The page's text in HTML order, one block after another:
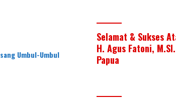
Umbul-Umbul
Selamat & Sukses
H. Agus Fatoni,
Papua